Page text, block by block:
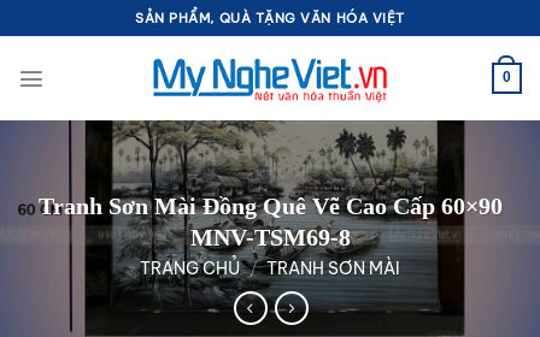
qua
nội
SẢN PHẨM, QUÀ TẶNG VĂN HÓA VIỆT
0
Tranh Sơn Mài Đồng Quê Vẽ Cao Cấp 60×90
MNV-TSM69-8
TRANG CHỦ / TRANH SƠN MÀI